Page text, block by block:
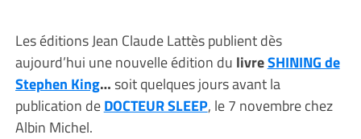
Les éditions Jean Claude Lattès publient dès
aujourd’hui une nouvelle édition du livreSHINING de
Stephen King…soit quelques jours avant la
publication deDOCTEUR SLEEP, le 7 novembre chez
Albin Michel.